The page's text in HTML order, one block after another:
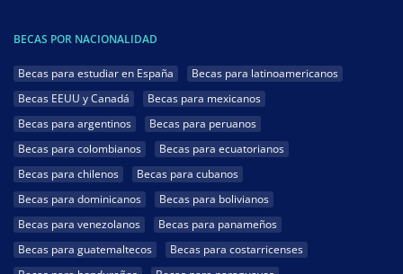
BECAS POR NACIONALIDAD
Becas para estudiar en España
Becas para latinoamericanos
Becas EEUU y Canadá
Becas para mexicanos
Becas para argentinos
Becas para peruanos
Becas para colombianos
Becas para ecuatorianos
Becas para chilenos
Becas para cubanos
Becas para dominicanos
Becas para bolivianos
Becas para venezolanos
Becas para panameños
Becas para guatemaltecos
Becas para costarricenses